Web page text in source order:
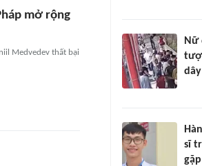
mở rộng
Medvedev thất bại
Nữ
sĩ